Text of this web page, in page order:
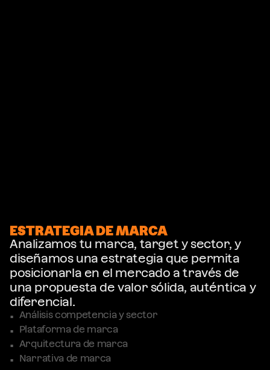
ESTRATEGIA DE MARCA
Analizamos tu marca, target y sector, y
diseñamos una estrategia que permita
posicionarla en el mercado a través de
una propuesta de valor sólida, auténtica y
diferencial.
• Análisis competencia y sector
• Plataforma de marca
• Arquitectura de marca
• Narrativa de marca